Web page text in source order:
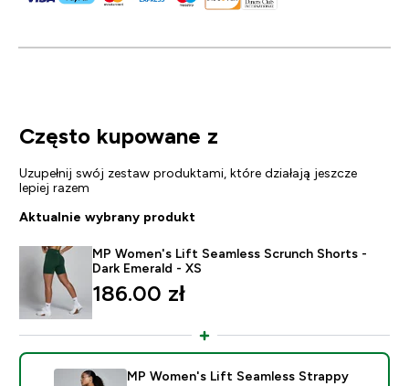
Często kupowane z
Uzupełnij swój zestaw produktami, które działają jeszcze
lepiej razem
Aktualnie wybrany produkt
MP Women's Lift Seamless Scrunch Shorts -
Dark Emerald - XS
186.00 zł‎
MP Women's Lift Seamless Strappy